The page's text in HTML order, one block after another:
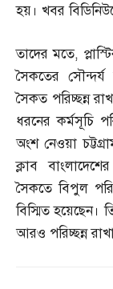
হয়। খবর
তাদের মতে,
সৈকতের
সৈকত পরিচ্ছন্ন
ধরনের কর্মসূচি
অংশ নেওয়া
ক্লাব
সৈকতে বিপুল
বিস্মিত হয়েছেন।
আরও পরিচ্ছন্ন